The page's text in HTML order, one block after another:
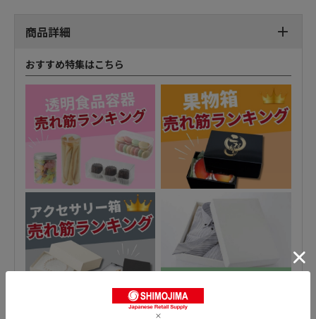
商品詳細
おすすめ特集はこちら